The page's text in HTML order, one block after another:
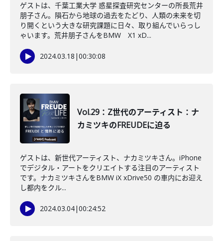
ゲストは、千葉工業大学 惑星探査研究センターの所長荒井
朋子さん。隕石から地球の過去をたどり、人類の未来を切
り開くという大きな研究課題に日々、取り組んでいらっし
ゃいます。荒井朋子さんをBMW X1 xD...
2024.03.18 |00:30:08
Vol.29：Z世代のアーティスト：ナ
カミツキのFREUDEに迫る
ゲストは、新世代アーティスト、ナカミツキさん。iPhone
でデジタル・アートをクリエイトする注目のアーティスト
です。ナカミツキさんをBMW iX xDrive50 の車内にお迎え
し都内をクル...
2024.03.04|00:24:52